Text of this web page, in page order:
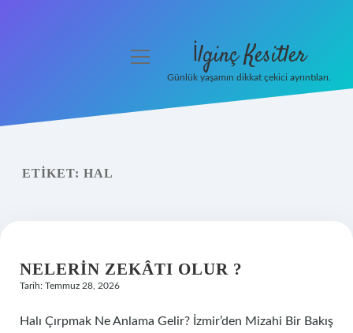
Yasal Uyarı
menüyü
İlginç Kesitler
Günlük yaşamın dikkat çekici ayrıntıları.
ETIKET: HAL
NELERIN ZEKÂTI OLUR ?
Tarih: Temmuz 28, 2026
Halı Çırpmak Ne Anlama Gelir? İzmir’den Mizahi Bir Bakış